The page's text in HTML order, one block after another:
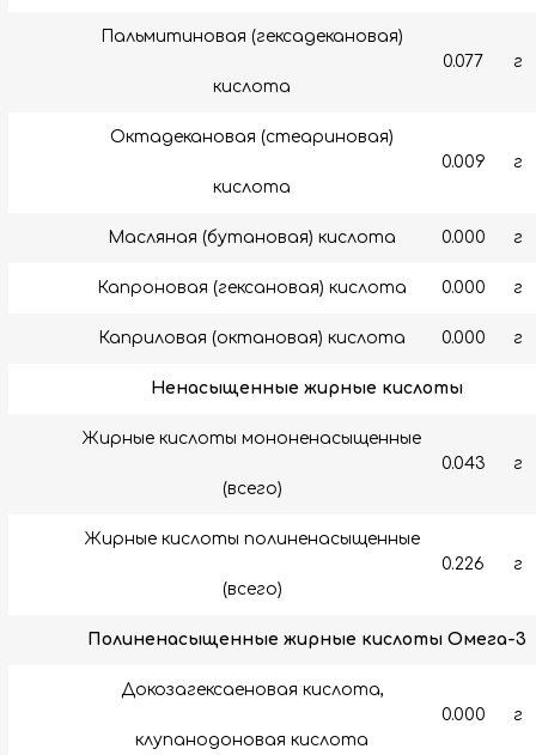
Пальмитиновая (гексадекановая)
кислота
0.077 г
Октадекановая (стеариновая)
кислота
0.009 г
Масляная (бутановая) кислота 0.000 г
Капроновая (гексановая) кислота 0.000 г
Каприловая (октановая) кислота 0.000 г
Ненасыщенные жирные кислоты
Жирные кислоты мононенасыщенные
(всего)
0.043 г
Жирные кислоты полиненасыщенные
(всего)
0.226 г
Полиненасыщенные жирные кислоты Омега-3
Докозагексаеновая кислота,
клупанодоновая кислота
0.000 г